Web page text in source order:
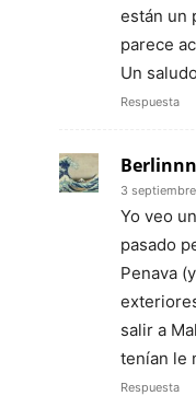
están un
parece
Un
Respuesta
Berlinnn
3
Yo veo
pasado
Penava
salir a
tenían le
Respuesta